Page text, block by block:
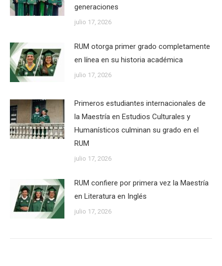
generaciones
julio 17, 2026
RUM otorga primer grado completamente
en línea en su historia académica
julio 17, 2026
Primeros estudiantes internacionales de
la Maestría en Estudios Culturales y
Humanísticos culminan su grado en el
RUM
julio 17, 2026
RUM confiere por primera vez la Maestría
en Literatura en Inglés
julio 17, 2026